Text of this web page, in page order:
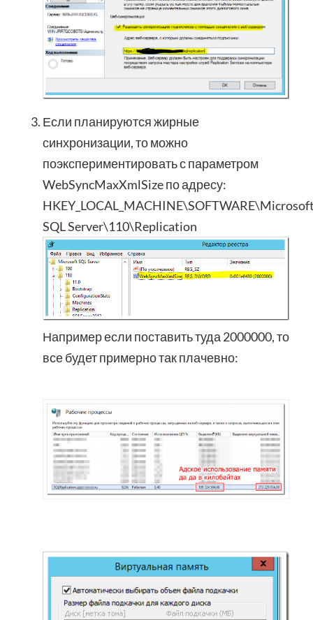
Если планируются жирные
синхронизации, то можно
поэкспериментировать с параметром
WebSyncMaxXmlSize по адресу:
SQL Server\110\Replication
Например если поставить туда 2000000, то
все будет примерно так плачевно: